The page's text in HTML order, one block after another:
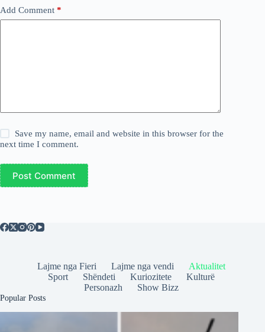
Add Comment *
Save my name, email and website in this browser for the
next time I comment.
Post Comment
Lajme nga Fieri Lajme nga vendi
Aktualitet
Sport
Shëndeti Kuriozitete
Kulturë
Personazh
Show Bizz
Popular Posts